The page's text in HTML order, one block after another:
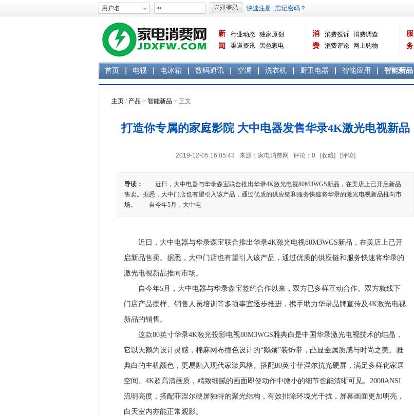
新
闻
行业动态 独家原创
渠道资讯 黑色家电
消
费
消费投诉 消费调查
消费评论
网上购物
曝光台 品牌关注
服
务
首页 电视 电冰箱 数码通讯 空调 洗衣机 厨卫电器 智能应用 智能新品
主页 / 产品 > 智能新品 > 正文
打造你专属的家庭影院 大中电器发售华录4K激光电视新品
2019-12-05 16:05:43 来源：家电消费网 评论： 0 [收藏] [评论]
导读：
近日，大中电器与华录森宝联合推出华录4K激光电视80M3WGS新品，在美店上已开启新品
售卖。据悉，大中门店也有望引入该产品，通过优质的供应链和服务快速将华录的激光电视新品推向市
场。 自今年5月，大中电
近日，大中电器与华录森宝联合推出华录4K激光电视80M3WGS新品，在美店上已开
启新品售卖。据悉，大中门店也有望引入该产品，通过优质的供应链和服务快速将华录的
激光电视新品推向市场。
自今年5月，大中电器与华录森宝签约合作以来，双方已多样互动合作。双方就线下
门店产品摆样、销售人员培训等多项事宜逐步推进，携手助力华录品牌宣传及4K激光电视
新品的销售。
这款80英寸华录4K激光投影电视80M3WGS雅典白是中国华录激光电视技术的结晶，
它以天鹅为设计灵感，棉麻网布撞色设计的“鹅颈”装饰带，凸显金属质感与时尚之美。雅
典白的主机颜色，更易融入现代家装风格。搭配80英寸菲涅尔抗光硬屏，满足多样化家居
空间。4K超高清画质，精致细腻的画面即使动作中微小的细节也能清晰可见。2000ANSI
流明亮度，搭配菲涅尔硬屏独特的聚光结构，有效排除环境光干扰，屏幕画面更加明亮，
白天室内亦能正常观影。